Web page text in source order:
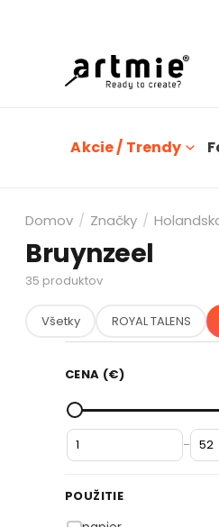
Akcie / Trendy
Domov / Značky /
Bruynzeel
35 produktov
Všetky ROYAL TALENS